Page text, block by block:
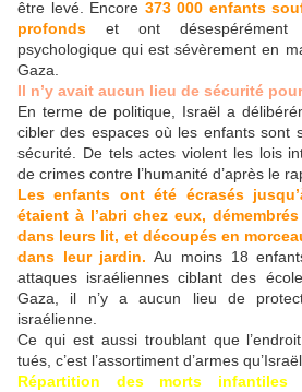
être levé. Encore 373 000 enfants
profonds et ont désespérément
psychologique qui est sévèrement en
Gaza.
Il n’y avait aucun lieu de sécurité
En terme de politique, Israël a
cibler des espaces où les enfants sont
sécurité. De tels actes violent les lois
de crimes contre l’humanité d’après le
Les enfants ont été écrasés
étaient à l’abri chez eux,
dans leurs lit, et découpés en
dans leur jardin. Au moins 18
attaques israéliennes ciblant des
Gaza, il n’y a aucun lieu de
israélienne.
Ce qui est aussi troublant que
tués, c’est l’assortiment d’armes
Répartition des morts infantiles